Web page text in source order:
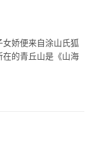
娇便来自涂山氏狐
的青丘山是《山海